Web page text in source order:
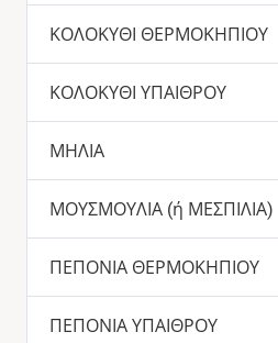
ΚΟΛΟΚΥΘΙ ΘΕΡΜΟΚΗΠΙΟΥ
ΚΟΛΟΚΥΘΙ ΥΠΑΙΘΡΟΥ
ΜΗΛΙΑ
ΜΟΥΣΜΟΥΛΙΑ (ή ΜΕΣΠΙΛΙΑ)
ΠΕΠΟΝΙΑ ΘΕΡΜΟΚΗΠΙΟΥ
ΠΕΠΟΝΙΑ ΥΠΑΙΘΡΟΥ